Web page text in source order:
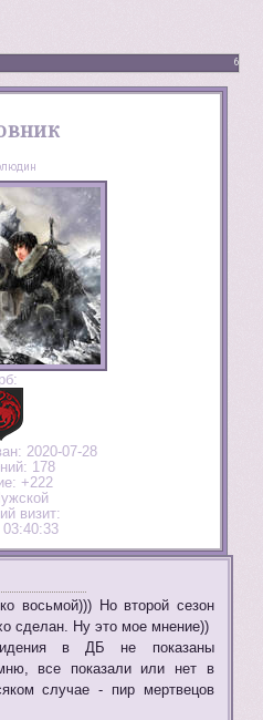
6
: 2020-07-28
178
+222
визит:
восьмой))) Но второй сезон
сделан. Ну это мое мнение))
в ДБ не показаны
все показали или нет в
случае - пир мертвецов